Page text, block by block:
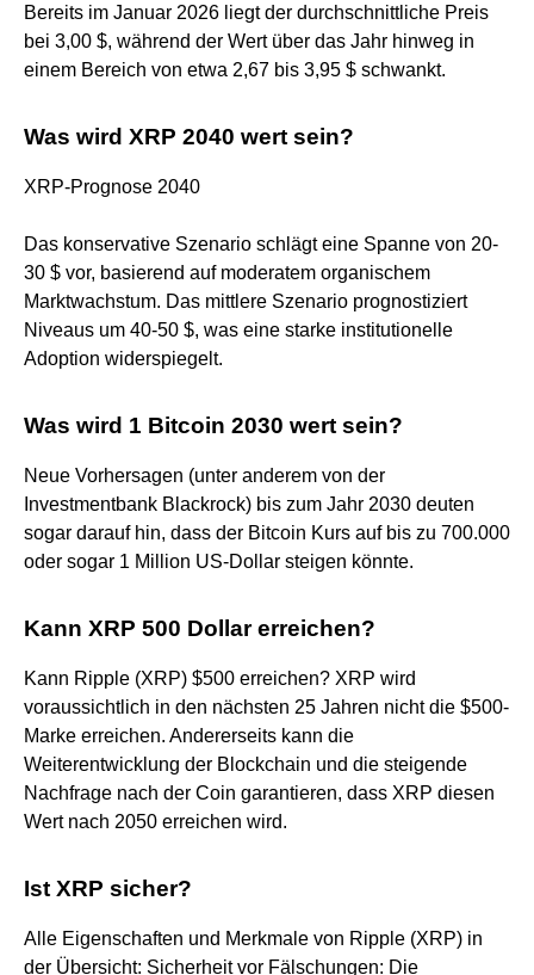
Bereits im Januar 2026 liegt der durchschnittliche Preis
bei 3,00 $, während der Wert über das Jahr hinweg in
einem Bereich von etwa 2,67 bis 3,95 $ schwankt.
Was wird XRP 2040 wert sein?
XRP-Prognose 2040
Das konservative Szenario schlägt eine Spanne von 20-
30 $ vor, basierend auf moderatem organischem
Marktwachstum. Das mittlere Szenario prognostiziert
Niveaus um 40-50 $, was eine starke institutionelle
Adoption widerspiegelt.
Was wird 1 Bitcoin 2030 wert sein?
Neue Vorhersagen (unter anderem von der
Investmentbank Blackrock) bis zum Jahr 2030 deuten
sogar darauf hin, dass der Bitcoin Kurs auf bis zu 700.000
oder sogar 1 Million US-Dollar steigen könnte.
Kann XRP 500 Dollar erreichen?
Kann Ripple (XRP) $500 erreichen? XRP wird
voraussichtlich in den nächsten 25 Jahren nicht die $500-
Marke erreichen. Andererseits kann die
Weiterentwicklung der Blockchain und die steigende
Nachfrage nach der Coin garantieren, dass XRP diesen
Wert nach 2050 erreichen wird.
Ist XRP sicher?
Alle Eigenschaften und Merkmale von Ripple (XRP) in
der Übersicht: Sicherheit vor Fälschungen: Die